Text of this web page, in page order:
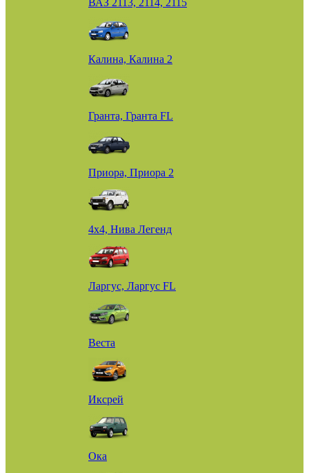
ВАЗ 2113, 2114, 2115
Калина, Калина 2
Гранта, Гранта FL
Приора, Приора 2
4х4, Нива Легенд
Ларгус, Ларгус FL
Веста
Иксрей
Ока